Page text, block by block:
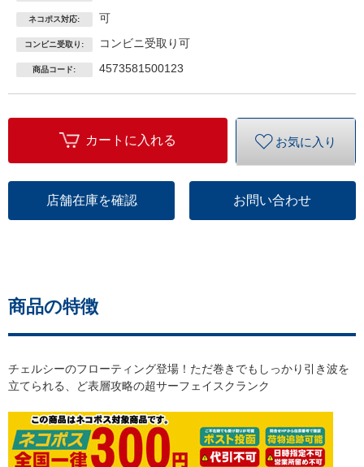
ネコポス対応: 可
コンビニ受取り: コンビニ受取り可
商品コード: 4573581500123
カートに入れる お気に入り
店舗在庫を確認 お問い合わせ
商品の特徴
チェルシーのフローティング登場！ただ巻きでもしっかり引き波を
立てられる、ど表層攻略の超サーフェイスクランク